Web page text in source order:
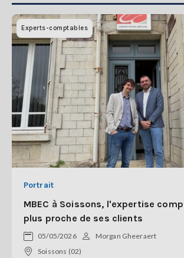
Experts-comptables
Portrait
MBEC à Soissons, l'expertise
plus proche de ses clients
05/05/2026
Morgan Gheeraert
Soissons (02)